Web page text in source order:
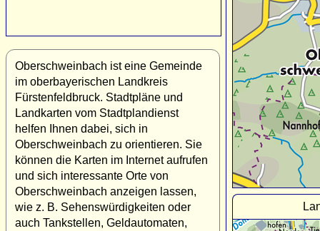
Oberschweinbach ist eine Gemeinde
im oberbayerischen Landkreis
Fürstenfeldbruck. Stadtpläne und
Landkarten vom Stadtplandienst
helfen Ihnen dabei, sich in
Oberschweinbach zu orientieren. Sie
können die Karten im Internet aufrufen
und sich interessante Orte von
Oberschweinbach anzeigen lassen,
wie z. B. Sehenswürdigkeiten oder
auch Tankstellen, Geldautomaten,